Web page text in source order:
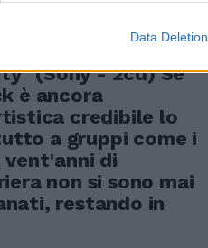
Data Deletion
(Sony - 2cd) Se
è ancora
credibile lo
a gruppi come i
vent'anni di
non si sono mai
restando in